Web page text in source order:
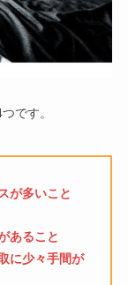
です。
が多いこと
あること
に少々手間が